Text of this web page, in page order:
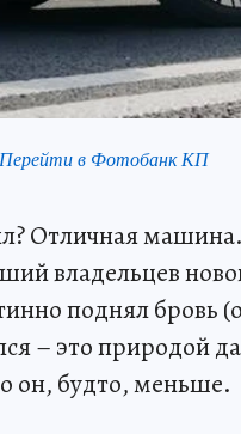
Перейти в Фотобанк КП
Отличная
владельцев
поднял бровь
– это природой
он, будто, меньше.